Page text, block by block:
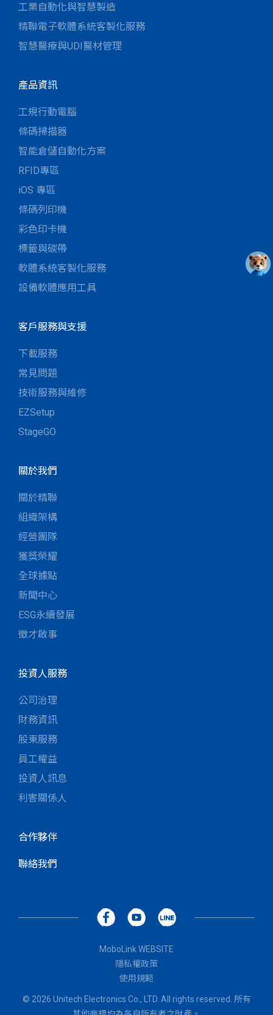
工業自動化與智慧製造
精聯電子軟體系統客製化服務
智慧醫療與UDI醫材管理
產品資訊
工規行動電腦
條碼掃描器
智能倉儲自動化方案
RFID專區
iOS 專區
條碼列印機
彩色印卡機
標籤與碳帶
軟體系統客製化服務
設備軟體應用工具
客戶服務與支援
下載服務
常見問題
技術服務與維修
EZSetup
StageGO
關於我們
關於精聯
組織架構
經營團隊
獲獎榮耀
全球據點
新聞中心
ESG永續發展
徵才啟事
投資人服務
公司治理
財務資訊
股東服務
員工權益
投資人訊息
利害關係人
合作夥伴
聯絡我們
MoboLink WEBSITE
隱私權政策
使用規範
© 2026 Unitech Electronics Co., LTD. All rights reserved. 所有